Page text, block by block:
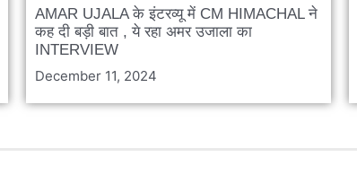
AMAR UJALA के इंटरव्यू में CM HIMACHAL ने
कह दी बड़ी बात , ये रहा अमर उजाला का
INTERVIEW
December 11, 2024